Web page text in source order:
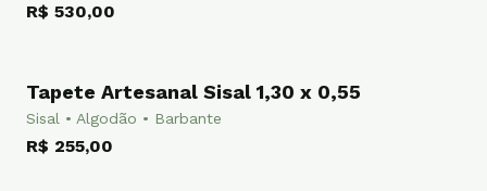
R$ 530,00
TAPETE
Tapete Artesanal Sisal 1,30 x 0,55
Sisal • Algodão • Barbante
R$ 255,00